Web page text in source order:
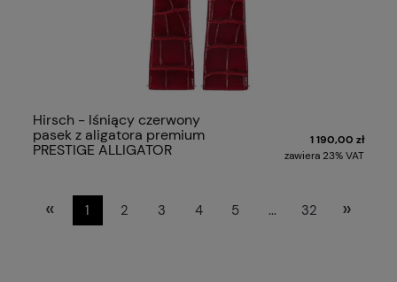
Hirsch - lśniący czerwony
pasek z aligatora premium
PRESTIGE ALLIGATOR
1 190,00 zł
zawiera 23% VAT
« 1 2 3 4 5 ... 32 »